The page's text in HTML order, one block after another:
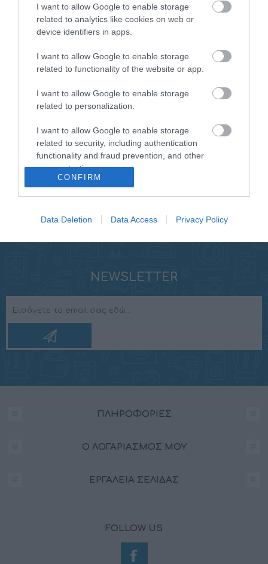
I want to allow Google to enable storage
related to analytics like cookies on web or
device identifiers in apps.
I want to allow Google to enable storage
related to functionality of the website or app.
I want to allow Google to enable storage
related to personalization.
I want to allow Google to enable storage
related to security, including authentication
functionality and fraud prevention, and other
user protection.
CONFIRM
Data Deletion Data Access Privacy Policy
6,5 ιντσών και ενός τουίτερ θόλου 1 ιντσών με
πιστοποίηση Hi-Res. Η επίτευξη της πιστοποίησης Hi-
σημαντική, αντικατοπτρίζοντας τον προσεκτικό
σχεδιασμό κάθε στοιχείου από τη γρίλια μέχρι το
μπορεί να βελτιστοποιηθεί ενεργά με ένα DSP,
διατηρώντας παράλληλα την ευελιξία των ξεχωριστών
παθητικών crossovers για κάθε οδηγό. Περιλαμβάνει
επίσης ευπροσάρμοστους συνδέσμους τύπου OEM,
ενισχύοντας την ενσωμάτωση και την απόδοση σε
οποιαδήποτε ρύθμιση οχήματος.
NEWSLETTER
ΠΛΗΡΟΦΟΡΊΕΣ
Ο ΛΟΓΑΡΙΑΣΜΌΣ ΜΟΥ
ΕΡΓΑΛΕΊΑ ΣΕΛΊΔΑΣ
FOLLOW US